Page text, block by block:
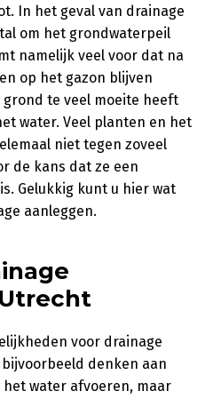
In het geval van drainage
om het grondwaterpeil
namelijk veel voor dat na
op het gazon blijven
te veel moeite heeft
water. Veel planten en het
niet tegen zoveel
de kans dat ze een
Gelukkig kunt u hier wat
aanleggen.
voor drainage
denken aan
water afvoeren, maar